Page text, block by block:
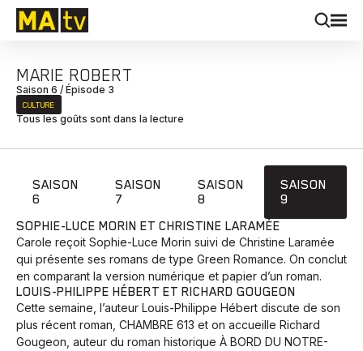
MARIE ROBERT
Saison 6 / Épisode 3
CULTURE
Tous les goûts sont dans la lecture
SAISON
6
SAISON
7
SAISON
8
SAISON
9
SOPHIE-LUCE MORIN ET CHRISTINE LARAMÉE
Carole reçoit Sophie-Luce Morin suivi de Christine Laramée
qui présente ses romans de type Green Romance. On conclut
en comparant la version numérique et papier d’un roman.
LOUIS-PHILIPPE HÉBERT ET RICHARD GOUGEON
Cette semaine, l’auteur Louis-Philippe Hébert discute de son
plus récent roman, CHAMBRE 613 et on accueille Richard
Gougeon, auteur du roman historique À BORD DU NOTRE-